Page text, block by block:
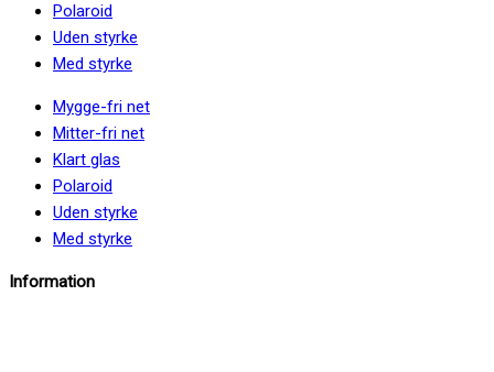
Polaroid
Uden styrke
Med styrke
Mygge-fri net
Mitter-fri net
Klart glas
Polaroid
Uden styrke
Med styrke
Information